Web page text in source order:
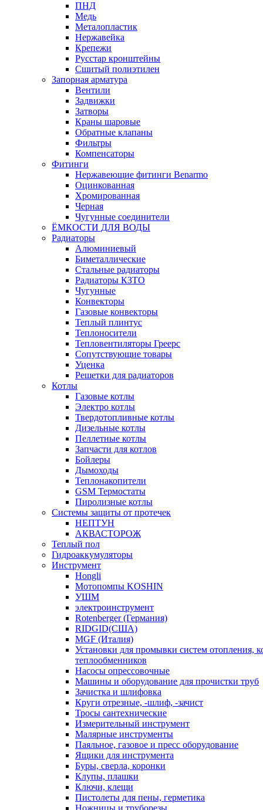
ПНД
Медь
Металопластик
Нержавейка
Крепежи
Русстар кронштейны
Сшитый полиэтилен
Запорная арматура
Вентили
Задвижки
Затворы
Краны шаровые
Обратные клапаны
Фильтры
Компенсаторы
Фитинги
Нержавеющие фитинги Benarmo
Оцинкованная
Хромированная
Черная
Чугунные соединители
ЁМКОСТИ ДЛЯ ВОДЫ
Радиаторы
Алюминиевый
Биметаллические
Стальные радиаторы
Радиаторы КЗТО
Чугунные
Конвекторы
Газовые конвекторы
Теплый плинтус
Теплоносители
Тепловентиляторы Греерс
Сопутствующие товары
Уценка
Решетки для радиаторов
Котлы
Газовые котлы
Электро котлы
Твердотопливные котлы
Дизельные котлы
Пеллетные котлы
Запчасти для котлов
Бойлеры
Дымоходы
Теплонакопители
GSM Термостаты
Пиролизные котлы
Системы защиты от протечек
НЕПТУН
АКВАСТОРОЖ
Теплый пол
Гидроаккумуляторы
Инструмент
Hongli
Мотопомпы KOSHIN
УШМ
электроинструмент
Rotenberger (Германия)
RIDGID(США)
MGF (Италия)
Установки для промывки систем отопления,
теплообменников
Насосы опрессовочные
Машины и оборудование для прочистки труб
Зачистка и шлифовка
Круги отрезные, -шлиф, -зачист
Тросы сантехнические
Измерительный инструмент
Малярные инструменты
Паяльное, газовое и пресс оборудование
Ящики для инструмента
Буры, сверла, коронки
Клупы, плашки
Ключи, клещи
Пистолеты для пены, герметика
Ножницы и труборезы